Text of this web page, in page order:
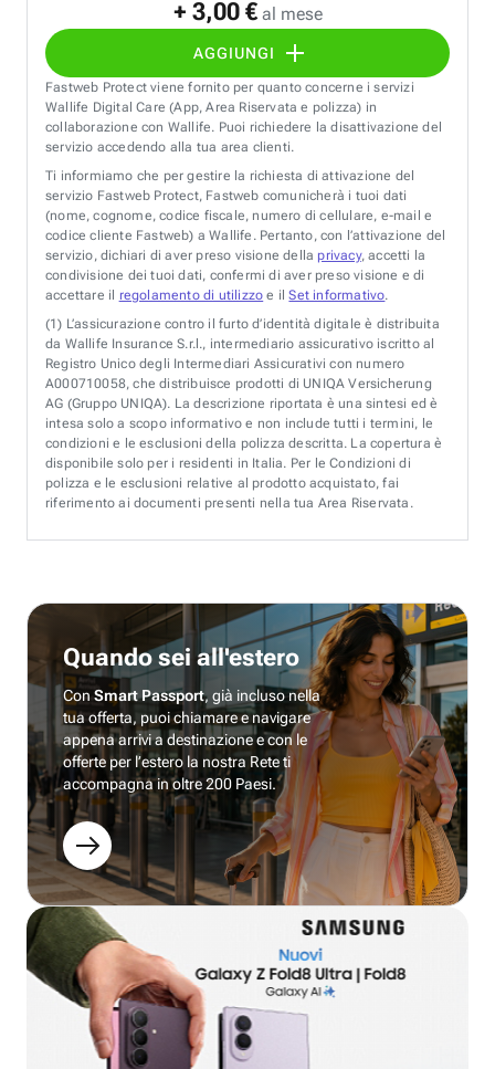
+ 3,00 € al mese
AGGIUNGI
Fastweb Protect viene fornito per quanto concerne i servizi
Wallife Digital Care (App, Area Riservata e polizza) in
collaborazione con Wallife. Puoi richiedere la disattivazione del
servizio accedendo alla tua area clienti.
Ti informiamo che per gestire la richiesta di attivazione del
servizio Fastweb Protect, Fastweb comunicherà i tuoi dati
(nome, cognome, codice fiscale, numero di cellulare, e-mail e
codice cliente Fastweb) a Wallife. Pertanto, con l’attivazione del
servizio, dichiari di aver preso visione della privacy, accetti la
condivisione dei tuoi dati, confermi di aver preso visione e di
accettare il regolamento di utilizzo e ilSet informativo.
(1) L’assicurazione contro il furto d’identità digitale è distribuita
da Wallife Insurance S.r.l., intermediario assicurativo iscritto al
Registro Unico degli Intermediari Assicurativi con numero
A000710058, che distribuisce prodotti di UNIQA Versicherung
AG (Gruppo UNIQA). La descrizione riportata è una sintesi ed è
intesa solo a scopo informativo e non include tutti i termini, le
condizioni e le esclusioni della polizza descritta. La copertura è
disponibile solo per i residenti in Italia. Per le Condizioni di
polizza e le esclusioni relative al prodotto acquistato, fai
riferimento ai documenti presenti nella tua Area Riservata.
Quando sei all'estero
ConSmart Passport, già incluso nella
tua offerta, puoi chiamare e navigare
appena arrivi a destinazione e con le
offerte per l’estero la nostra Rete ti
accompagna in oltre 200 Paesi.